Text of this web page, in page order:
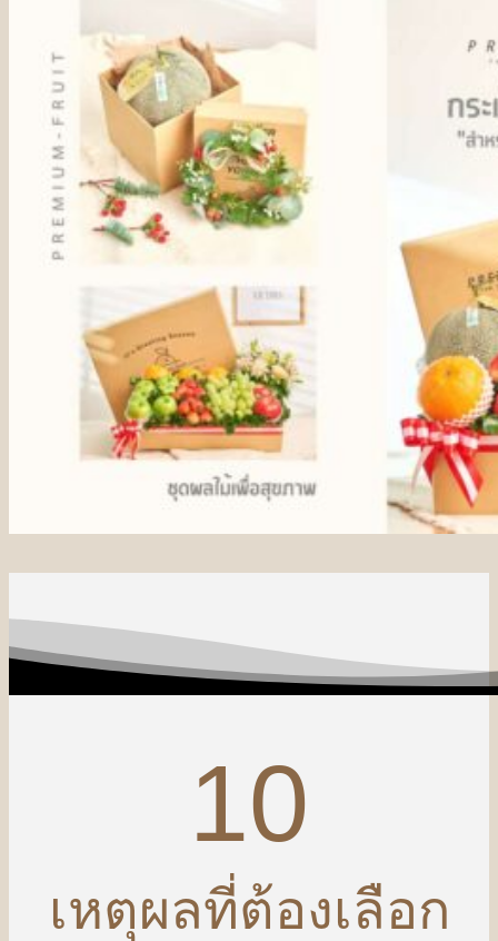
10
เหตุผลที่ต้องเลือก